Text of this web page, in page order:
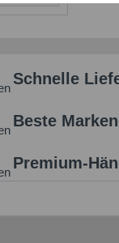
Schnelle
Beste
Premium-